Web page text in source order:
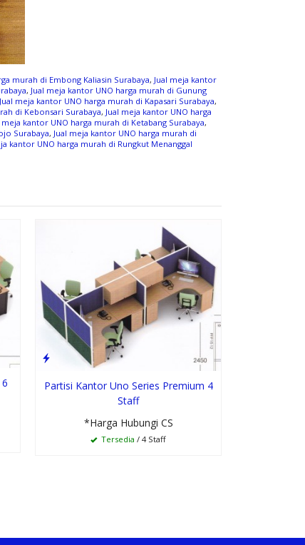
murah di Embong Kaliasin Surabaya, Jual meja kantor
, Jual meja kantor UNO harga murah di Gunung
Jual meja kantor UNO harga murah di Kapasari Surabaya,
di Kebonsari Surabaya, Jual meja kantor UNO harga
meja kantor UNO harga murah di Ketabang Surabaya,
Surabaya, Jual meja kantor UNO harga murah di
kantor UNO harga murah di Rungkut Menanggal
Partisi Kantor Uno Series Premium 4
Staff
*Harga Hubungi CS
Tersedia / 4 Staff